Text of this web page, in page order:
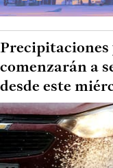
Precipitaciones
comenzarán a
desde este